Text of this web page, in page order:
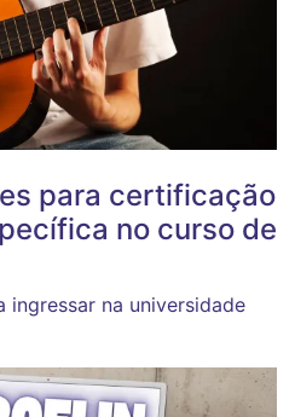
para certificação
no curso de
ingressar na universidade